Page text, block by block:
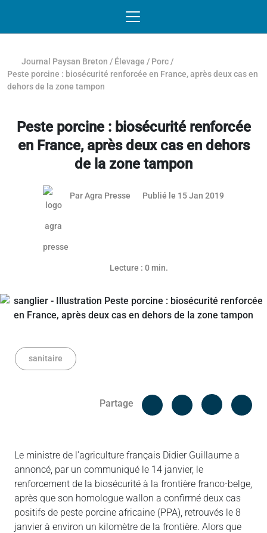
Journal Paysan Breton / Élevage / Porc /
Peste porcine : biosécurité renforcée en France, après deux cas en
dehors de la zone tampon
Peste porcine : biosécurité renforcée
en France, après deux cas en dehors
de la zone tampon
ParAgra Presse Publié le 15 Jan 2019
Lecture : 0 min.
sanitaire
Partage
Facebook
Le ministre de l’agriculture français Didier Guillaume a
annoncé, par un communiqué le 14 janvier, le
renforcement de la biosécurité à la frontière franco-belge,
après que son homologue wallon a confirmé deux cas
positifs de peste porcine africaine (PPA), retrouvés le 8
janvier à environ un kilomètre de la frontière. Alors que